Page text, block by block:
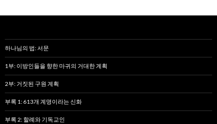
하나님의 법: 서문
1부: 이방인들을 향한 마귀의 거대한 계획
2부: 거짓된 구원 계획
부록 1: 613개 계명이라는 신화
부록 2: 할례와 기독교인